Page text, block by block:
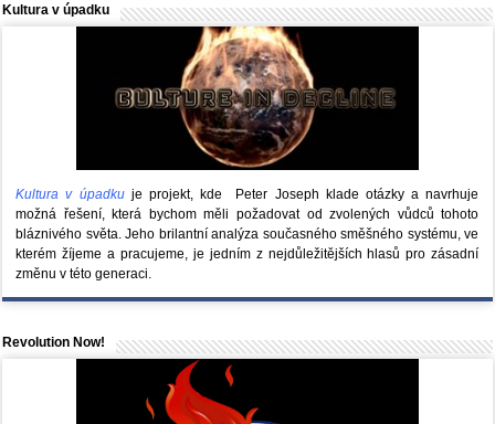
Kultura v úpadku
Kultura v úpadkuje projekt, kde Peter Joseph klade otázky a navrhuje
možná řešení, která bychom měli požadovat od zvolených vůdců tohoto
bláznivého světa. Jeho brilantní analýza současného směšného systému, ve
kterém žíjeme a pracujeme, je jedním z nejdůležitějších hlasů pro zásadní
změnu v této generaci.
Revolution Now!